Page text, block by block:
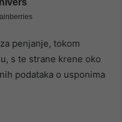
penjanje, tokom
s te strane krene oko
podataka o usponima